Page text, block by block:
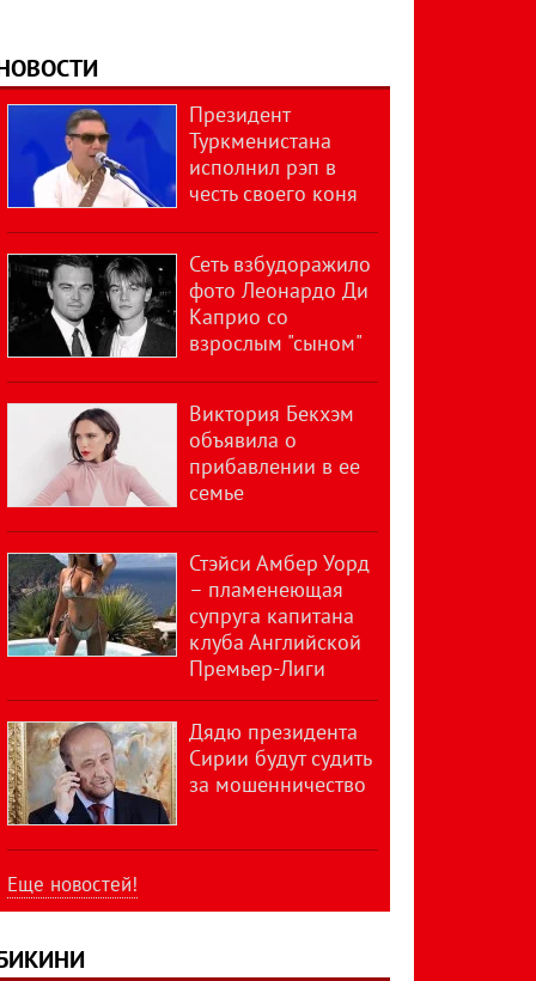
Президент
Туркменистана
исполнил рэп в
честь своего коня
Сеть взбудоражило
фото Леонардо Ди
Каприо со
взрослым "сыном"
Виктория Бекхэм
объявила о
прибавлении в ее
семье
Стэйси Амбер Уорд
– пламенеющая
супруга капитана
клуба Английской
Премьер-Лиги
Дядю президента
Сирии будут судить
за мошенничество
Еще новостей!